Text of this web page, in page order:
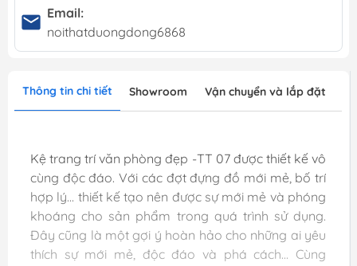
Email:
noithatduongdong6868
Thông tin chi tiết Showroom Vận chuyển và lắp đặt
Kệ trang trí văn phòng đẹp -TT 07 được thiết kế vô
cùng độc đáo. Với các đợt đựng đồ mới mẻ, bố trí
hợp lý... thiết kế tạo nên được sự mới mẻ và phóng
khoáng cho sản phẩm trong quá trình sử dụng.
Đây cũng là một gợi ý hoàn hảo cho những ai yêu
thích sự mới mẻ, độc đáo và phá cách... Cùng